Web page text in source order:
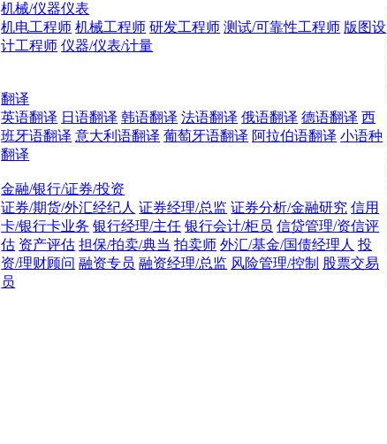
机械/仪器仪表
机电工程师 机械工程师 研发工程师 测试/可靠性工程师 版图设
计工程师 仪器/仪表/计量
翻译
英语翻译 日语翻译 韩语翻译 法语翻译 俄语翻译 德语翻译 西
班牙语翻译 意大利语翻译 葡萄牙语翻译 阿拉伯语翻译 小语种
翻译
金融/银行/证券/投资
证券/期货/外汇经纪人 证券经理/总监 证券分析/金融研究 信用
卡/银行卡业务 银行经理/主任 银行会计/柜员 信贷管理/资信评
估 资产评估 担保/拍卖/典当 拍卖师 外汇/基金/国债经理人 投
资/理财顾问 融资专员 融资经理/总监 风险管理/控制 股票交易
员